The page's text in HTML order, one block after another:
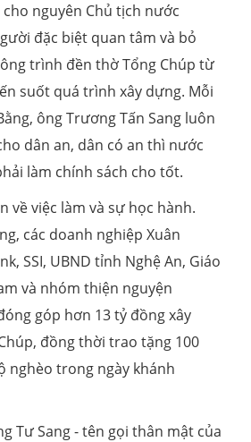
nguyên Chủ tịch nước
đặc biệt quan tâm và bỏ
trình đền thờ Tổng Chúp từ
suốt quá trình xây dựng. Mỗi
ông Trương Tấn Sang luôn
dân an, dân có an thì nước
làm chính sách cho tốt.
về việc làm và sự học hành.
các doanh nghiệp Xuân
SSI, UBND tỉnh Nghệ An, Giáo
và nhóm thiện nguyện
góp hơn 13 tỷ đồng xây
đồng thời trao tặng 100
nghèo trong ngày khánh
Tư Sang - tên gọi thân mật của